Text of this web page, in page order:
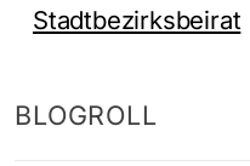
Stadtbezirksbeirat
BLOGROLL